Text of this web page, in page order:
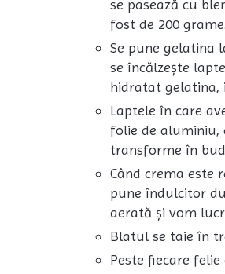
se pasează cu
fost de 200 grame.
Se pune gelatina
se încălzește
hidratat gelatina,
Laptele în care
folie de aluminiu,
transforme în
Când crema este
pune îndulcitor
aerată și vom
Blatul se taie în
Peste fiecare